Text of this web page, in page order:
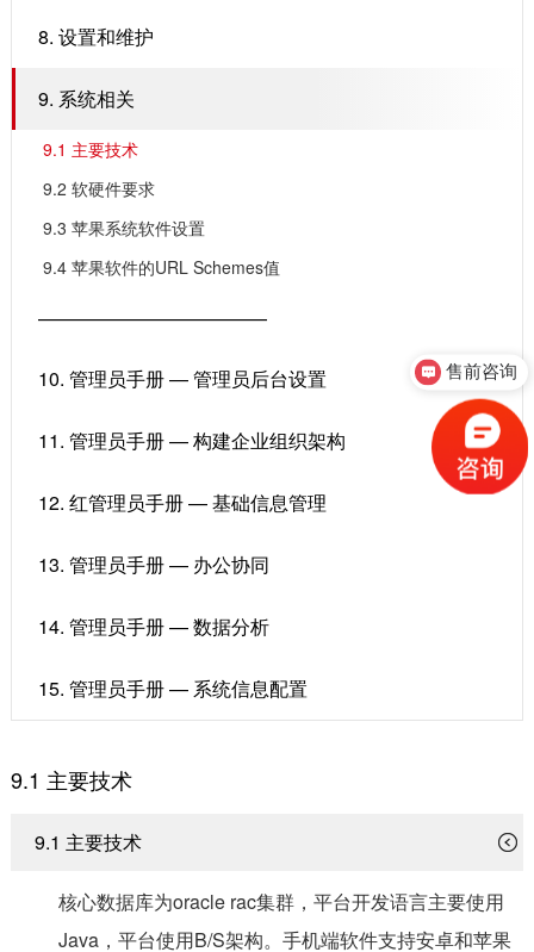
售前咨询
8. 设置和维护
9. 系统相关
9.1 主要技术
9.2 软硬件要求
9.3 苹果系统软件设置
9.4 苹果软件的URL Schemes值
————————————
10. 管理员手册 — 管理员后台设置
11. 管理员手册 — 构建企业组织架构
12. 红管理员手册 — 基础信息管理
13. 管理员手册 — 办公协同
14. 管理员手册 — 数据分析
15. 管理员手册 — 系统信息配置
9.1 主要技术
9.1 主要技术
核心数据库为oracle rac集群，平台开发语言主要使用
Java，平台使用B/S架构。手机端软件支持安卓和苹果